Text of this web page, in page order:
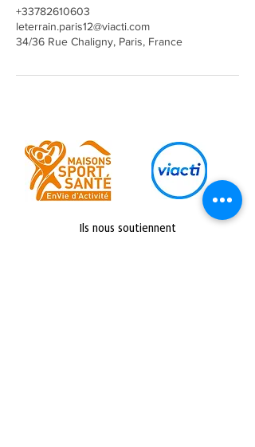
+33782610603
leterrain.paris12@viacti.com
34/36 Rue Chaligny, Paris, France
Ils nous soutiennent